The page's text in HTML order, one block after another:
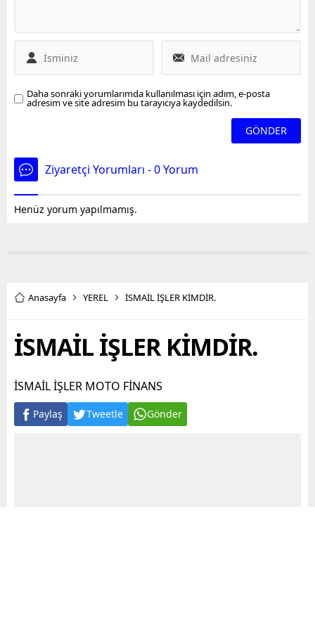
ise Buğra Kavuncu ve
Millet İttifakının genel
Daha sonraki yorumlarımda kullanılması için adım, e-posta
adresim ve site adresim bu tarayıcıya kaydedilsin.
Ziyaretçi Yorumları - 0 Yorum
Henüz yorum yapılmamış.
Anasayfa YEREL İSMAİL İŞLER KİMDİR.
İSMAİL İŞLER KİMDİR.
İSMAİL İŞLER MOTO FİNANS
Paylaş Tweetle Gönder